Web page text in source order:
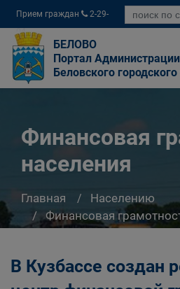
Прием граждан
2-29-
04
БЕЛОВО
Портал Администрации
Беловского городского
Финансовая
населения
Главная
Населению
Финансовая
В Кузбассе создан